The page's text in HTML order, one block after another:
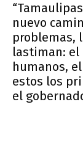
nuevo
problemas,
lastiman: el
humanos,
estos los
el